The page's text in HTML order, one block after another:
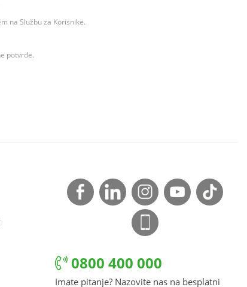
na Službu za Korisnike.
potvrde.
0800 400 000
Imate pitanje? Nazovite nas na besplatni